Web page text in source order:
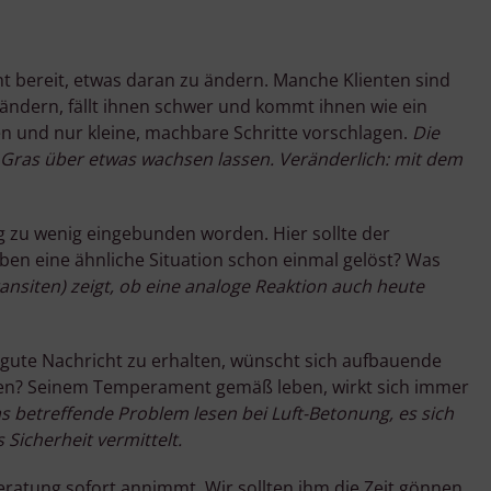
etwas daran zu ändern. Manche Klienten sind
fällt ihnen schwer und kommt ihnen wie ein
und nur kleine, machbare Schritte vorschlagen. Die
über etwas wachsen lassen. Veränderlich: mit dem
wenig eingebunden worden. Hier sollte der
eine ähnliche Situation schon einmal gelöst? Was
zeigt, ob eine analoge Reaktion auch heute
Nachricht zu erhalten, wünscht sich aufbauende
Seinem Temperament gemäß leben, wirkt sich immer
betreffende Problem lesen bei Luft-Betonung, es sich
Sicherheit vermittelt.